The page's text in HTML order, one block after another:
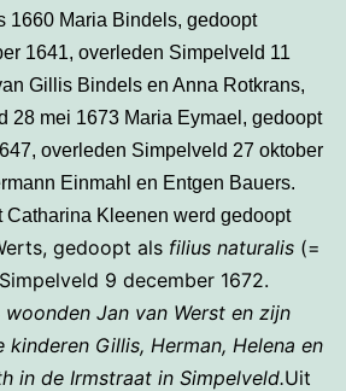
1660 Maria Bindels, gedoopt
1641, overleden Simpelveld 11
Gillis Bindels en Anna Rotkrans,
28 mei 1673 Maria Eymael, gedoopt
overleden Simpelveld 27 oktober
Einmahl en Entgen Bauers.
Catharina Kleenen werd gedoopt
gedoopt als filius naturalis (=
9 december 1672.
woonden Jan van Werst en zijn
kinderen Gillis, Herman, Helena en
in de Irmstraat in Simpelveld.Uit